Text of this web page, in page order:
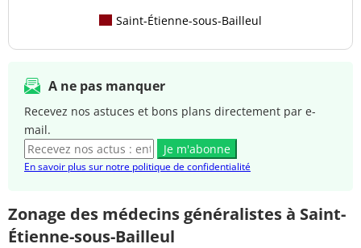
Saint-Étienne-sous-Bailleul
A ne pas manquer
Recevez nos astuces et bons plans directement par e-
mail.
Je m'abonne
En savoir plus sur notre politique de confidentialité
Zonage des médecins généralistes à Saint-
Étienne-sous-Bailleul